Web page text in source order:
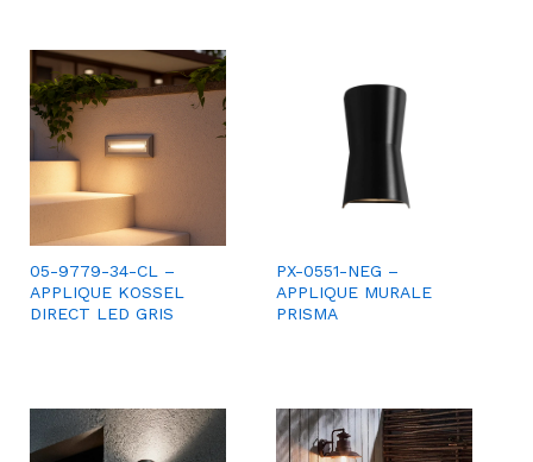
05-9779-34-CL –
APPLIQUE KOSSEL
DIRECT LED GRIS
PX-0551-NEG –
APPLIQUE MURALE
PRISMA